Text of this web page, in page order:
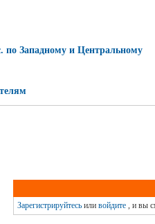
по Западному и Центральному
Зарегистрируйтесьили войдите, и вы